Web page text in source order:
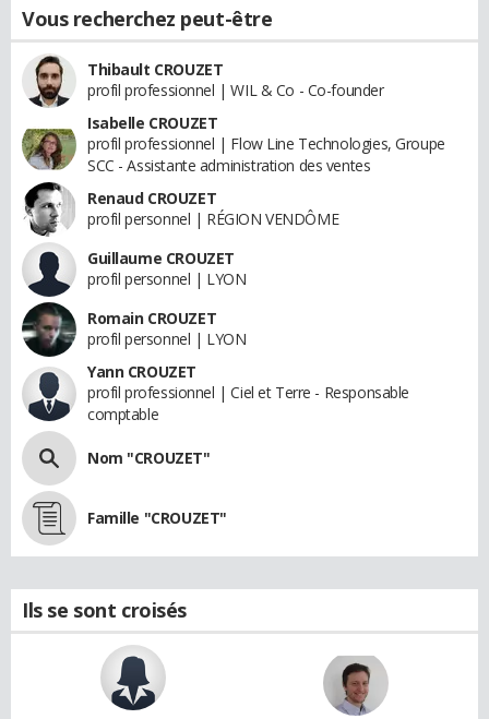
Vous recherchez peut-être
Thibault CROUZET
profil professionnel | WIL & Co - Co-founder
Isabelle CROUZET
profil professionnel | Flow Line Technologies, Groupe
SCC - Assistante administration des ventes
Renaud CROUZET
profil personnel | RÉGION VENDÔME
Guillaume CROUZET
profil personnel | LYON
Romain CROUZET
profil personnel | LYON
Yann CROUZET
profil professionnel | Ciel et Terre - Responsable
comptable
Nom "CROUZET"
Famille "CROUZET"
Ils se sont croisés